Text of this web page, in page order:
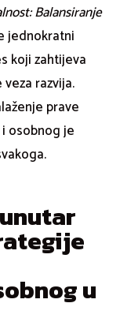
Balansiranje
jednokratni
koji zahtijeva
razvija.
prave
osobnog je
u